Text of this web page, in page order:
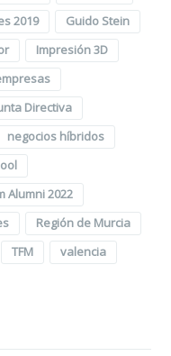
2019
Guido Stein
Impresión 3D
Directiva
negocios híbridos
Alumni 2022
Región de Murcia
TFM valencia